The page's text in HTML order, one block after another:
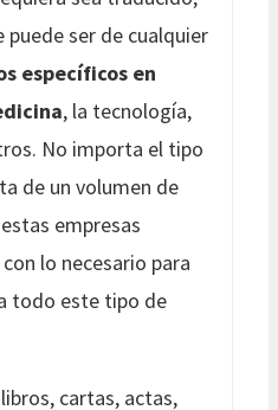
ser de cualquier
específicos en
, la tecnología,
No importa el tipo
de un volumen de
empresas
lo necesario para
todo este tipo de
cartas, actas,